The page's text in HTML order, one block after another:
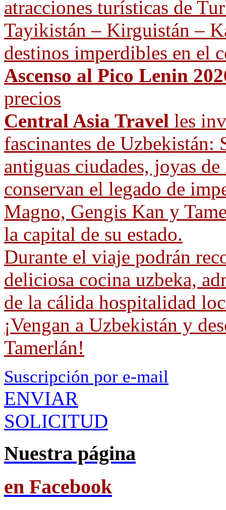
atracciones turísticas de
Tayikistán – Kirguistán –
destinos imperdibles en el
Ascenso al Pico Lenin
precios
Central Asia Travel les
fascinantes de Uzbekistán:
antiguas ciudades, joyas
conservan el legado de
Magno, Gengis Kan y
la capital de su estado.
Durante el viaje podrán
deliciosa cocina uzbeka,
de la cálida hospitalidad
¡Vengan a Uzbekistán y
Tamerlán!
Suscripción por e-mail
ENVIAR
SOLICITUD
Nuestra página
en Facebook